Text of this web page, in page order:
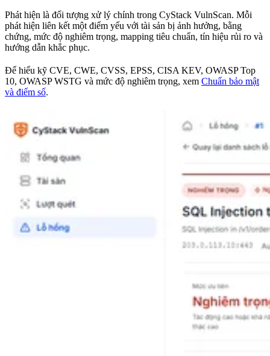
Phát hiện là đối tượng xử lý chính trong CyStack VulnScan. Mỗi
phát hiện liên kết một điểm yếu với tài sản bị ảnh hưởng, bằng
chứng, mức độ nghiêm trọng, mapping tiêu chuẩn, tín hiệu rủi ro và
hướng dẫn khắc phục.
Để hiểu kỹ CVE, CWE, CVSS, EPSS, CISA KEV, OWASP Top
10, OWASP WSTG và mức độ nghiêm trọng, xem Chuẩn bảo mật
và điểm số.